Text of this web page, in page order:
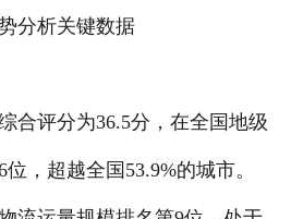
分析关键数据
合评分为36.5分，在全国地级
，超越全国53.9%的城市。